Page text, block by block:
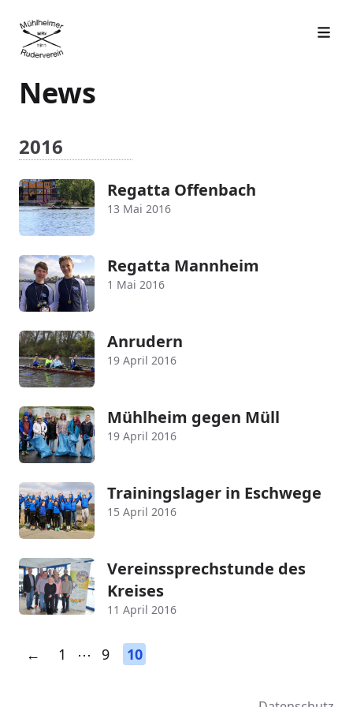
News
2016
Regatta Offenbach
13 Mai 2016
Regatta Mannheim
1 Mai 2016
Anrudern
19 April 2016
Mühlheim gegen Müll
19 April 2016
Trainingslager in Eschwege
15 April 2016
Vereinssprechstunde des
Kreises
11 April 2016
← 1 ⋯ 9 10